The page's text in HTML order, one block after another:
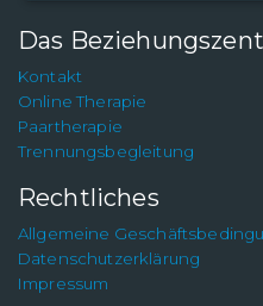
Das
Kontakt
Online Therapie
Paartherapie
Trennungsbegleitung
Rechtliches
Allgemeine
Datenschutzerklärung
Impressum